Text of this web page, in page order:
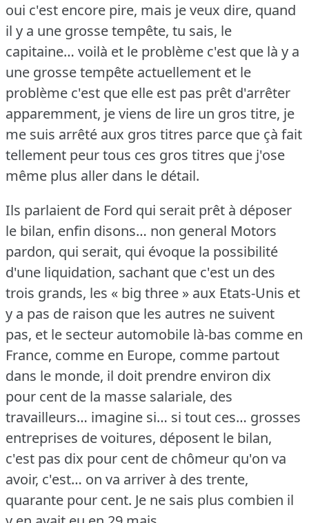
oui c'est encore pire, mais je veux dire, quand
il y a une grosse tempête, tu sais, le
capitaine… voilà et le problème c'est que là y a
une grosse tempête actuellement et le
problème c'est que elle est pas prêt d'arrêter
apparemment, je viens de lire un gros titre, je
me suis arrêté aux gros titres parce que çà fait
tellement peur tous ces gros titres que j'ose
même plus aller dans le détail.
Ils parlaient de Ford qui serait prêt à déposer
le bilan, enfin disons… non general Motors
pardon, qui serait, qui évoque la possibilité
d'une liquidation, sachant que c'est un des
trois grands, les « big three » aux Etats-Unis et
y a pas de raison que les autres ne suivent
pas, et le secteur automobile là-bas comme en
France, comme en Europe, comme partout
dans le monde, il doit prendre environ dix
pour cent de la masse salariale, des
travailleurs… imagine si… si tout ces… grosses
entreprises de voitures, déposent le bilan,
c'est pas dix pour cent de chômeur qu'on va
avoir, c'est… on va arriver à des trente,
quarante pour cent. Je ne sais plus combien il